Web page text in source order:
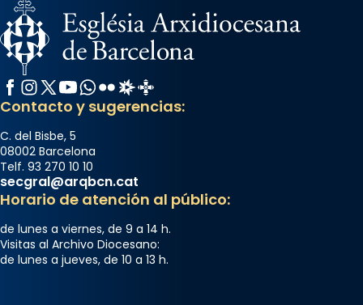
Facebook
Instagram
X / Twitter
YouTube
WhatsApp
FlickrRadio Estel
Catalunya Cristiana
Contacto y sugerencias:
C. del Bisbe, 5
08002 Barcelona
Telf. 93 270 10 10
secgral@arqbcn.cat
Horario de atención al público:
de lunes a viernes, de 9 a 14 h.
Visitas al Archivo Diocesano:
de lunes a jueves, de 10 a 13 h.